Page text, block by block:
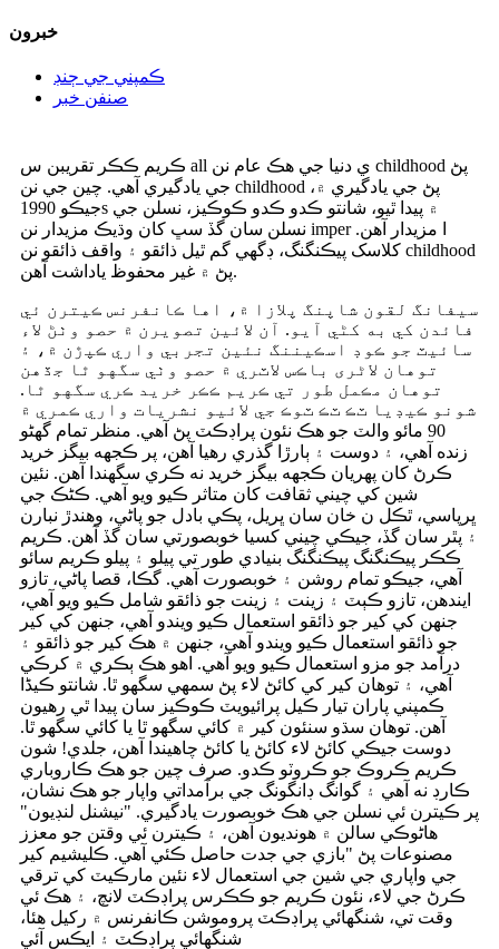
خبرون
ڪمپني جي ڄنڊ
صنفن خبر
ڪريم ڪڪر تقريبن س all ي دنيا جي هڪ عام نن childhood پڻ
جي يادگيري آهي. چين جي نن childhood پڻ جي يادگيري ۾،
جيڪو 1990s ۾ پيدا ٿيو، شانتو ڪدو ڪدو ڪوڪيز، نسلن جي
نسلن سان گڏ سڀ کان وڌيڪ مزيدار نن imper ا مزيدار آهن.
کلاسک پيڪنگنگ، ڊگهي گم ٿيل ذائقو ۽ واقف ذائقو نن childhood
پڻ ۾ غير محفوظ ياداشت آهن.
سيفانگ لقون شاپنگ پلازا ۾، اها ڪانفرنس ڪيترن ئي
فائدن کي به کڻي آيو. آن لائين تصويرن ۾ حصو وٺڻ لاء
سائيٽ جو ڪوڊ اسڪيننگ نئين تجربي واري ڪپڙن ۾، ۽
توهان لاٹری باڪس لاٽري ۾ حصو وٺي سگهو ٿا جڏهن
توهان مڪمل طور تي ڪريم ڪڪر خريد ڪري سگهو ٿا.
شونو ڪيڊيا ٽڪ ٽڪ ٽوڪ جي لائيو نشريات واري ڪمري ۾
90 مائو والٽ جو هڪ نئون پراڊڪٽ پڻ آهي. منظر تمام گهڻو
زنده آهي، ۽ دوست ۽ ٻارڙا گذري رهيا آهن، پر ڪجهه بيگز خريد
ڪرڻ کان پهريان ڪجهه بيگز خريد نه ڪري سگهندا آهن. نئين
شين کي چيني ثقافت کان متاثر ڪيو ويو آهي. ڪڻڪ جي
ڀرپاسي، ٿڪل ن خان سان ڀريل، پڪي بادل جو پاڻي، وهندڙ نبارن
۽ پٿر سان گڏ، جيڪي چيني کسيا خوبصورتي سان گڏ آهن. ڪريم
ڪڪر پيڪنگنگ پيڪنگنگ بنيادي طور تي پيلو ۽ پيلو ڪريم سائو
آهي، جيڪو تمام روشن ۽ خوبصورت آهي. گڪا، قصا پاڻي، تازو
ايندھن، تازو ڪٻٽ ۽ زينت ۽ زينت جو ذائقو شامل ڪيو ويو آهي،
جنهن کي کير جو ذائقو استعمال ڪيو ويندو آهي، جنهن کي کير
جو ذائقو استعمال ڪيو ويندو آهي، جنهن ۾ هڪ کير جو ذائقو ۽
درآمد جو مزو استعمال ڪيو ويو آهي. اهو هڪ ٻڪري ۾ کرڪي
آهي، ۽ توهان کير کي کائڻ لاء پڻ سمهي سگهو ٿا. شانتو ڪيڈا
ڪمپني پاران تيار ڪيل پرائيويٽ ڪوڪيز سان پيدا ٿي رهيون
آهن. توهان سڌو سنئون کير ۾ کائي سگهو ٿا يا کائي سگهو ٿا.
دوست جيڪي کائڻ لاء کائڻ يا کائڻ چاهيندا آهن، جلدي! شون
ڪريم ڪروڪ جو ڪروٽو ڪدو. صرف چين جو هڪ ڪاروباري
ڪارڊ نه آهي ۽ گوانگ ڊانگونگ جي برآمداتي واپار جو هڪ نشان،
پر ڪيترن ئي نسلن جي هڪ خوبصورت يادگيري. "نيشنل لنڊيون"
هاڻوڪي سالن ۾ هونديون آهن، ۽ ڪيترن ئي وقتن جو معزز
مصنوعات پڻ "بازي جي جدت حاصل ڪئي آهي. ڪليشيم کير
جي واپاري جي شين جي استعمال لاء نئين مارڪيٽ کي ترقي
ڪرڻ جي لاء، نئون ڪريم جو ڪڪرس پراڊڪٽ لانچ، ۽ هڪ ئي
وقت تي، شنگھائي پراڊڪٽ پروموشن ڪانفرنس ۾ رکيل هئا،
شنگھائي پراڊڪٽ ۽ ايڪس آئي